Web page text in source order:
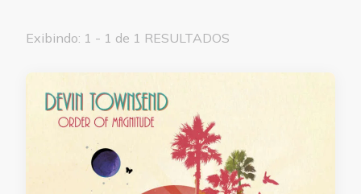
Exibindo: 1 - 1 de 1 RESULTADOS